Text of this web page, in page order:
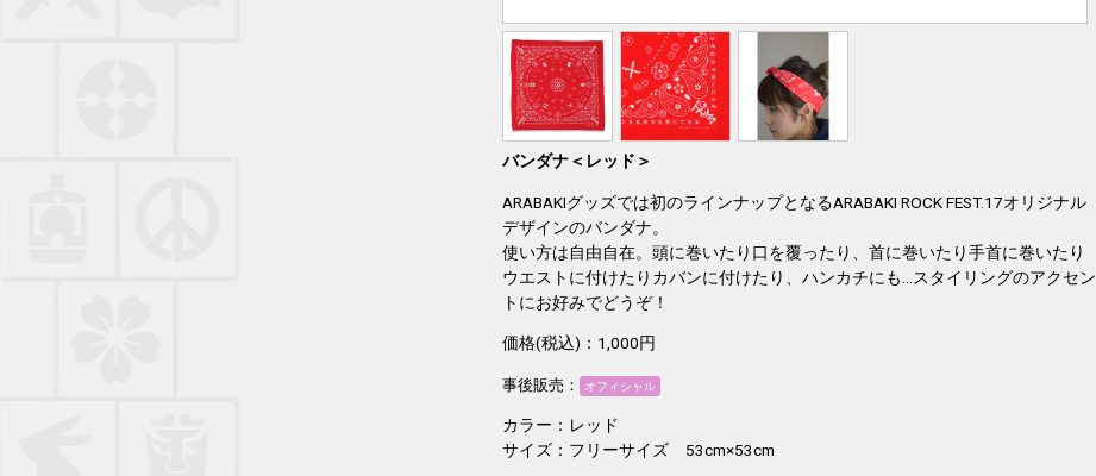
バンダナ＜レッド＞
ARABAKIグッズでは初のラインナップとなるARABAKI ROCK FEST.17オリジナル
デザインのバンダナ。
使い方は自由自在。頭に巻いたり口を覆ったり、首に巻いたり手首に巻いたり
ウエストに付けたりカバンに付けたり、ハンカチにも...スタイリングのアクセン
トにお好みでどうぞ！
価格(税込)：1,000円
事後販売： オフィシャル
カラー：レッド
サイズ：フリーサイズ 53cm×53cm